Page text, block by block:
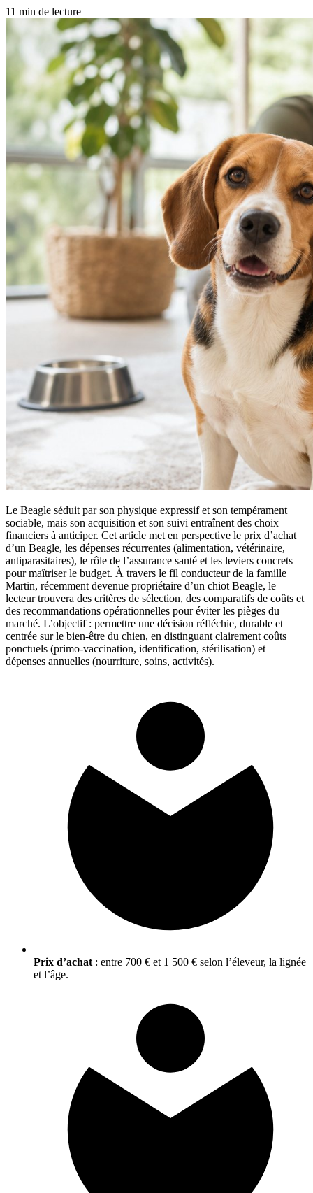
11 min de lecture
Le Beagle séduit par son physique expressif et son tempérament
sociable, mais son acquisition et son suivi entraînent des choix
financiers à anticiper. Cet article met en perspective le prix d’achat
d’un Beagle, les dépenses récurrentes (alimentation, vétérinaire,
antiparasitaires), le rôle de l’assurance santé et les leviers concrets
pour maîtriser le budget. À travers le fil conducteur de la famille
Martin, récemment devenue propriétaire d’un chiot Beagle, le
lecteur trouvera des critères de sélection, des comparatifs de coûts et
des recommandations opérationnelles pour éviter les pièges du
marché. L’objectif : permettre une décision réfléchie, durable et
centrée sur le bien‑être du chien, en distinguant clairement coûts
ponctuels (primo‑vaccination, identification, stérilisation) et
dépenses annuelles (nourriture, soins, activités).
Prix d’achat : entre 700 € et 1 500 € selon l’éleveur, la lignée
et l’âge.